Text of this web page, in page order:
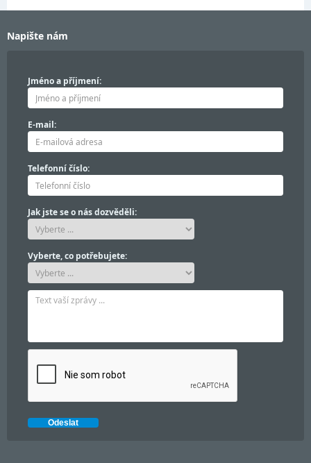
Napište nám
Jméno a příjmení:
E-mail:
Telefonní číslo:
Jak jste se o nás dozvěděli:
Vyberte, co potřebujete: